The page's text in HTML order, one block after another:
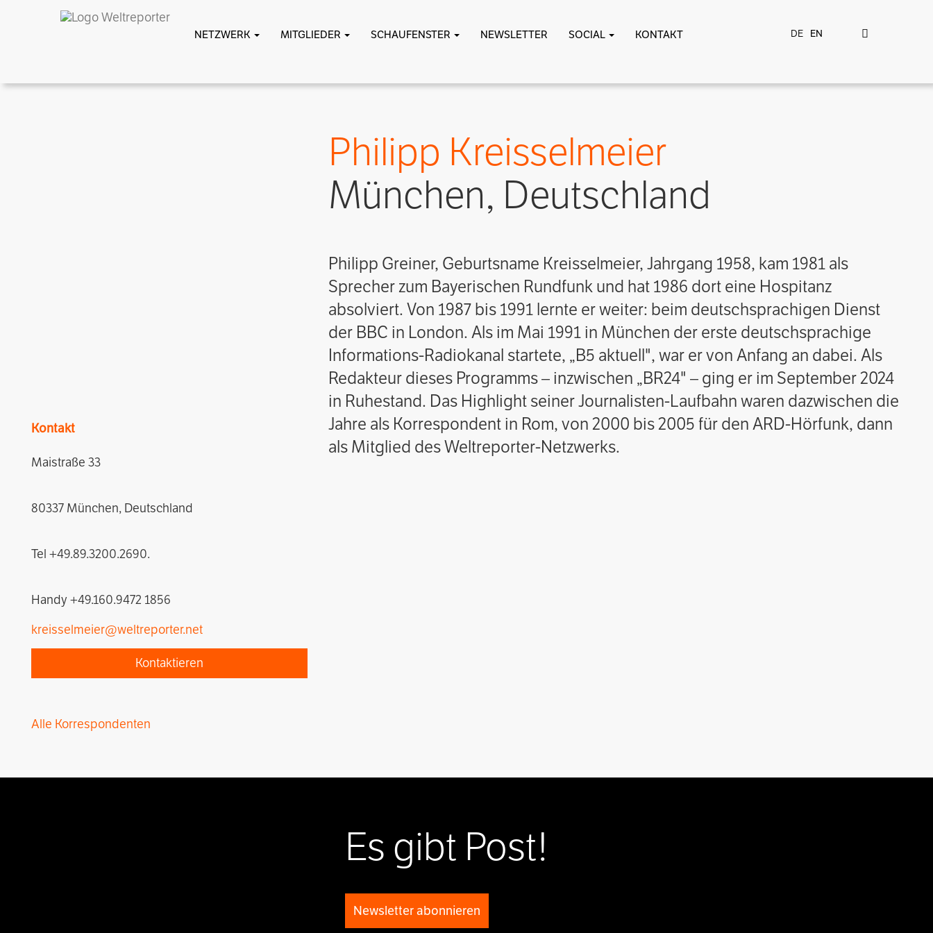
NETZWERK MITGLIEDER SCHAUFENSTER NEWSLETTER SOCIAL KONTAKT DE EN
Kontakt
Maistraße 33
80337 München, Deutschland
Tel +49.89.3200.2690.
Handy +49.160.9472 1856
kreisselmeier@weltreporter.net
Kontaktieren
Alle Korrespondenten
Philipp Kreisselmeier
München, Deutschland
Philipp Greiner, Geburtsname Kreisselmeier, Jahrgang 1958, kam 1981 als
Sprecher zum Bayerischen Rundfunk und hat 1986 dort eine Hospitanz
absolviert. Von 1987 bis 1991 lernte er weiter: beim deutschsprachigen Dienst
der BBC in London. Als im Mai 1991 in München der erste deutschsprachige
Informations-Radiokanal startete, „B5 aktuell", war er von Anfang an dabei. Als
Redakteur dieses Programms – inzwischen „BR24" – ging er im September 2024
in Ruhestand. Das Highlight seiner Journalisten-Laufbahn waren dazwischen die
Jahre als Korrespondent in Rom, von 2000 bis 2005 für den ARD-Hörfunk, dann
als Mitglied des Weltreporter-Netzwerks.
Es gibt Post!
Newsletter abonnieren